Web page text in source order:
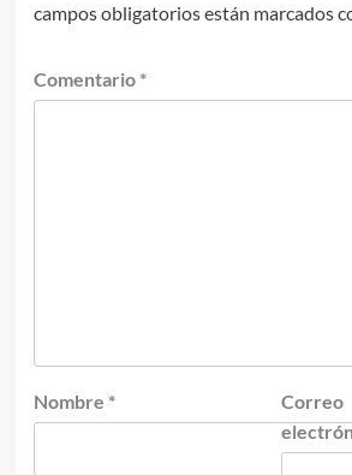
campos obligatorios están marcados
Comentario *
Nombre *
Correo